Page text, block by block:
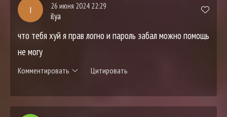
I 26 июня 2024 22:29
ilya
что тебя хуй я прав логно и пароль забал можно помощь
не могу
Комментировать Цитировать